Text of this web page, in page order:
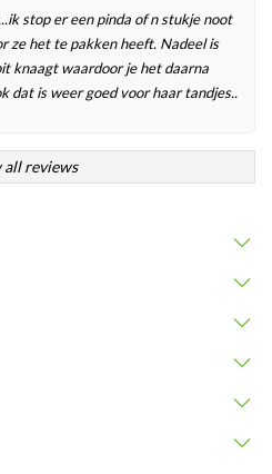
stop er een pinda of n stukje noot
ze het te pakken heeft. Nadeel is
knaagt waardoor je het daarna
dat is weer goed voor haar tandjes..
all reviews